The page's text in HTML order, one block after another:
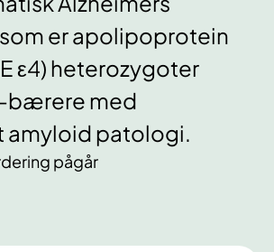
er apolipoprotein
ε4) heterozygoter
bærere med
amyloid patologi.
pågår